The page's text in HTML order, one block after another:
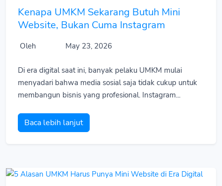
Kenapa UMKM Sekarang Butuh Mini
Website, Bukan Cuma Instagram
Oleh May 23, 2026
Di era digital saat ini, banyak pelaku UMKM mulai
menyadari bahwa media sosial saja tidak cukup untuk
membangun bisnis yang profesional. Instagram...
Baca lebih lanjut